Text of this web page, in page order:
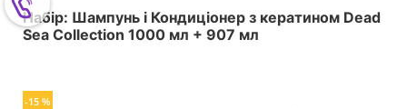
Набір: Шампунь і Кондиціонер з кератином Dead
Sea Collection 1000 мл + 907 мл
-15 %